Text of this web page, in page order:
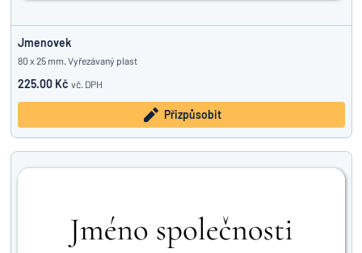
Jmenovek
80 x 25 mm, Vyřezávaný plast
225.00 Kč vč. DPH
Přizpůsobit